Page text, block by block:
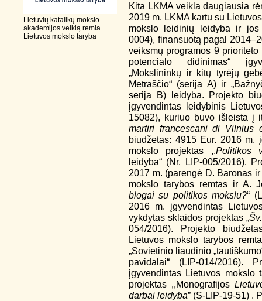
Lietuvių katalikų mokslo
akademijos veiklą remia
Lietuvos mokslo taryba
Kita LKMA veikla daugiausia
2019 m. LKMA kartu su
mokslo leidinių leidyba ir jos
0004), finansuotą pagal
veiksmų programos 9
potencialo didinimas“
„Mokslininkų ir kitų tyrėjų
Metraščio“ (serija A) ir
serija B) leidyba. Projekto
įgyvendintas leidybinis
15082), kuriuo buvo išleista į
martiri francescani di
biudžetas: 4915 Eur. 2016 m.
mokslo projektas ,,Politikos
leidyba“ (Nr. LIP-005/2016).
2017 m. (parengė D. Baronas
mokslo tarybos remtas ir A.
blogai su politikos mokslu?“
2016 m. įgyvendintas
vykdytas sklaidos projektas „
054/2016). Projekto
Lietuvos mokslo tarybos
„Sovietinio liaudinio
pavidalai“ (LIP-014/2016).
įgyvendintas Lietuvos
projektas ,,Monografijos
darbai leidyba” (S-LIP-19-51) .